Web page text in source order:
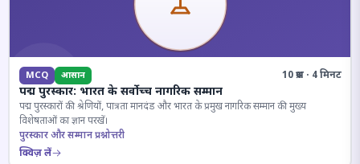
MCQ आसान 10 प्रश्न · 4 मिनट
पद्म पुरस्कार: भारत के सर्वोच्च नागरिक सम्मान
पद्म पुरस्कारों की श्रेणियों, पात्रता मानदंड और भारत के प्रमुख नागरिक सम्मान की मुख्य
विशेषताओं का ज्ञान परखें।
पुरस्कार और सम्मान प्रश्नोत्तरी
क्विज़ लें